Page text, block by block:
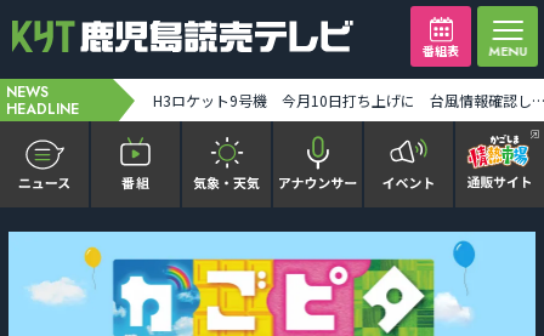
番組表
NEWS
HEADLINE 【ミッフィー】1万人突破記念セレモニー「ディック・ブルーナに学ぶモダン・アート」8月末まで [2026-08-07 19:31:00] H3ロケット9号機 今月10日打ち上げに 台風情報確認しながら最終判断 みちびき7号機搭載 [2026-08-07 19:32:00]
かごピタ FAMILIAR
KYT news every かごしま